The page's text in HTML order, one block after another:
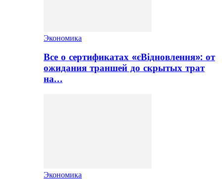
Экономика
Все о сертификатах «єВідновлення»: от
ожидания траншей до скрытых трат
на…
Экономика